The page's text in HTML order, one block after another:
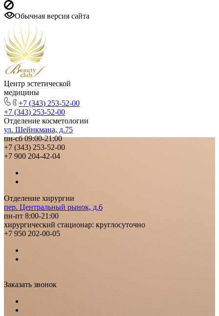
Обычная версия сайта
Центр эстетической
медицины
+7 (343) 253-52-00
+7 (343) 253-52-00
Отделение косметологии
ул. Шейнкмана, д.75
пн-сб 09:00-21:00
+7 (343) 253-52-00
+7 900 204-42-04
Отделение хирургии
пер. Центральный рынок, д.6
пн-пт 8:00-21:00
хирургический стационар: круглосуточно
+7 950 202-00-05
Заказать звонок